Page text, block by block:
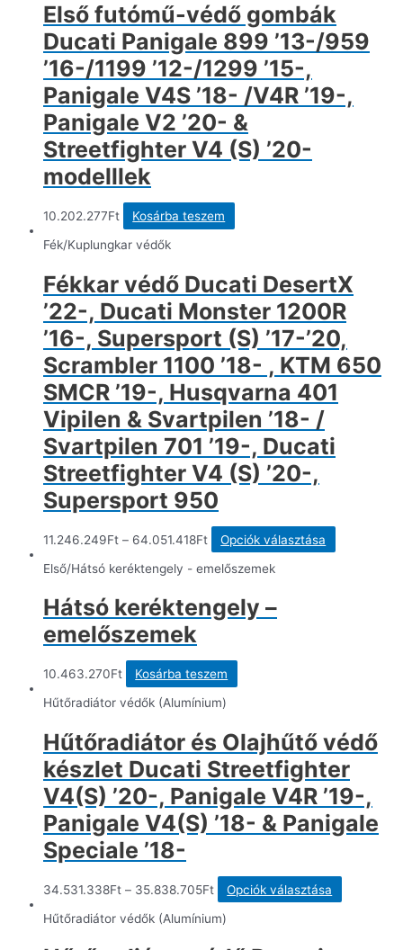
Első futómű-védő gombák
Ducati Panigale 899 ’13-/959
’16-/1199 ’12-/1299 ’15-,
Panigale V4S ’18- /V4R ’19-,
Panigale V2 ’20- &
Streetfighter V4 (S) ’20-
modelllek
10.202.277Ft Kosárba teszem
Fék/Kuplungkar védők
Fékkar védő Ducati DesertX
’22-, Ducati Monster 1200R
’16-, Supersport (S) ’17-’20,
Scrambler 1100 ’18- , KTM 650
SMCR ’19-, Husqvarna 401
Vipilen & Svartpilen ’18- /
Svartpilen 701 ’19-, Ducati
Streetfighter V4 (S) ’20-,
Supersport 950
11.246.249Ft – 64.051.418Ft Opciók választása
a
Első/Hátsó keréktengely - emelőszemek
Hátsó keréktengely –
emelőszemek
10.463.270Ft Kosárba teszem
Hűtőradiátor védők (Alumínium)
Hűtőradiátor és Olajhűtő védő
készlet Ducati Streetfighter
V4(S) ’20-, Panigale V4R ’19-,
Panigale V4(S) ’18- & Panigale
Speciale ’18-
34.531.338Ft – 35.838.705Ft Opciók választása
a
Hűtőradiátor védők (Alumínium)